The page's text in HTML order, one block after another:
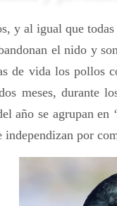
y al igual que todas
el nido y
de vida los pollos
meses, durante
año se agrupan en
independizan por